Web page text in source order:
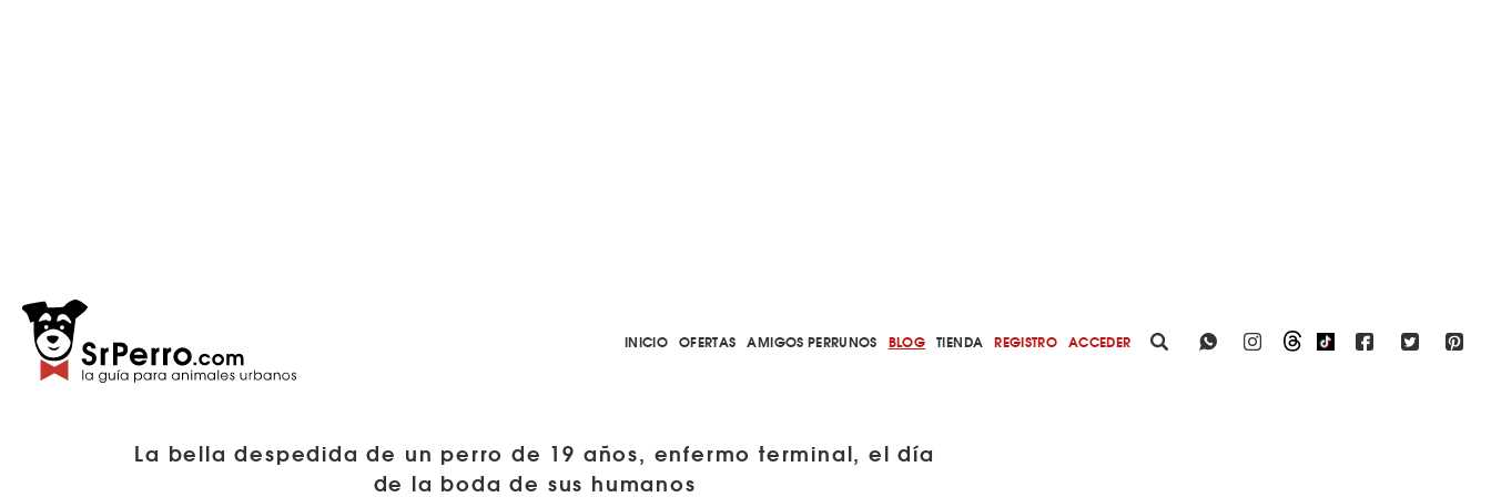
INICIO OFERTAS AMIGOS PERRUNOS BLOG TIENDA REGISTRO ACCEDER
La bella despedida de un perro de 19 años, enfermo terminal, el día
de la boda de sus humanos